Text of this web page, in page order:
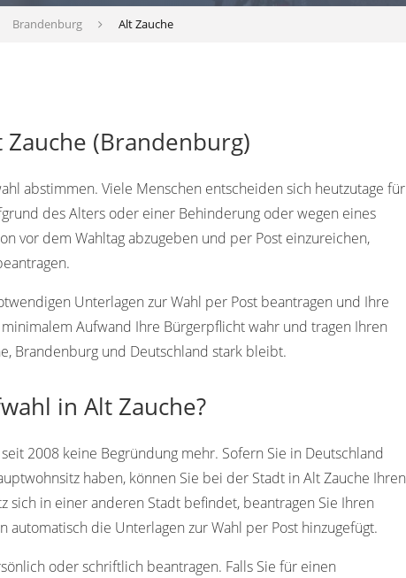
Brandenburg Alt Zauche
(Brandenburg)
abstimmen. Viele Menschen entscheiden sich heutzutage für
des Alters oder einer Behinderung oder wegen eines
vor dem Wahltag abzugeben und per Post einzureichen,
Unterlagen zur Wahl per Post beantragen und Ihre
Aufwand Ihre Bürgerpflicht wahr und tragen Ihren
Brandenburg und Deutschland stark bleibt.
in Alt Zauche?
2008 keine Begründung mehr. Sofern Sie in Deutschland
haben, können Sie bei der Stadt in Alt Zauche Ihren
sich in einer anderen Stadt befindet, beantragen Sie Ihren
die Unterlagen zur Wahl per Post hinzugefügt.
oder schriftlich beantragen. Falls Sie für einen